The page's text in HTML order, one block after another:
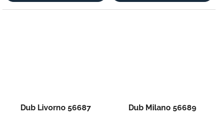
Dub Livorno 56687 Dub Milano 56689